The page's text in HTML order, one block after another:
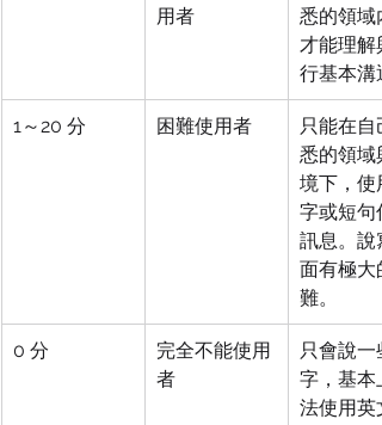
用者
悉的領域
才能理解
行基本溝
1～20 分 困難使用者
只能在自
悉的領域
境下，使
字或短句
訊息。說
面有極大
難。
0 分
完全不能使用
者
只會說一
字，基本
法使用英